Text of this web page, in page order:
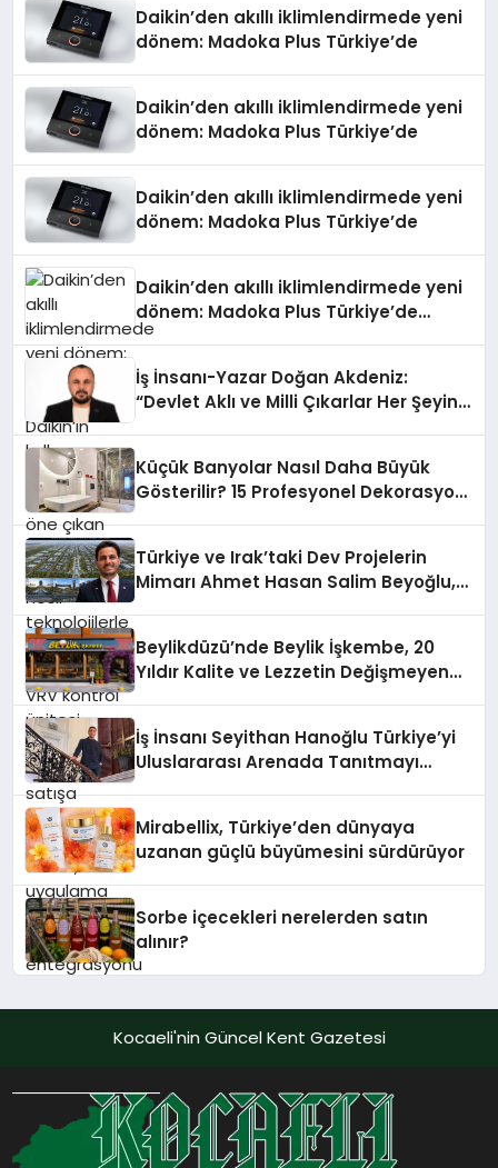
Daikin’den akıllı iklimlendirmede yeni
dönem: Madoka Plus Türkiye’de
Daikin’den akıllı iklimlendirmede yeni
dönem: Madoka Plus Türkiye’de
Daikin’den akıllı iklimlendirmede yeni
dönem: Madoka Plus Türkiye’de
Daikin’den akıllı iklimlendirmede yeni
dönem: Madoka Plus Türkiye’de
Daikin’in kullanıcı dostu tasarımıyla
teknolojilerle donatılmış son modeli
VRV kontrol ünitesi Madoka Plus
Türkiye’de satışa sunuldu. Tam
dokunmatik ekranı, mobil uygulama
desteği ve akıllı sensör entegrasyonu
sayesinde iklimlendirme sistemlerinin
yönetimini daha kolay, konforlu ve
verimli hale getiriyor. Enerji
verimliliğini artırırken modern yaşam
İş İnsanı-Yazar Doğan Akdeniz:
“Devlet Aklı ve Milli Çıkarlar Her Şeyin
Küçük Banyolar Nasıl Daha Büyük
Gösterilir? 15 Profesyonel Dekorasyon
Türkiye ve Irak’taki Dev Projelerin
Mimarı Ahmet Hasan Salim Beyoğlu,
Hayata Geçirecek
Beylikdüzü’nde Beylik İşkembe, 20
Yıldır Kalite ve Lezzetin Değişmeyen
İş İnsanı Seyithan Hanoğlu Türkiye’yi
Uluslararası Arenada Tanıtmayı
Mirabellix, Türkiye’den dünyaya
uzanan güçlü büyümesini sürdürüyor
Sorbe içecekleri nerelerden satın
alınır?
Kocaeli'nin Güncel Kent Gazetesi